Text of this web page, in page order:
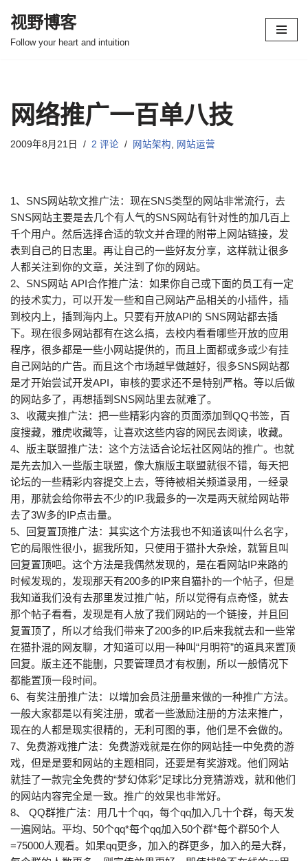
跳
视野博客
Follow your heart and intuition
网络推广一百单八技
2009年8月21日 2 评论 网站架构, 网站运营
1、SNS网站软文推广法：现在SNS类型的网站非常流行，去
SNS网站主要是去几个有人气的SNS网站有针对性的加几百上
千个用户。然后选择合适的软文并合理的附带上网站链接，发
表到自己的日志里。再让自己的一些好友分享，这样就让很多
人都关注到你的文章，关注到了你的网站。
2、SNS网站 API合作推广法：如果你自己或下面的员工有一定
的技术实力，可以开发一些和自己网站产品相关的小插件，插
到校内上，插到海内上。只要有开放API的 SNS网站都去插
下。现在很多网站都有在这么搞，去校内看看哪些开放的应用
程序，很多都是一些小网站提供的，而且上面都或多或少有挂
自己网站的广告。而且这个市场越早做越好，很多SNS网站都
是才开始尝试开发API，审核的要求还不是特别严格。等以后做
的网站多了，再想插到SNS网站里去就难了。
3、收藏夹推广法：把一些精彩内容的页面添加到QQ书签，百
度搜藏，雅虎收藏等，让喜欢这些内容的网民去阅读，收藏。
4、版主联盟推广法：这个方法适合论坛社区网站的推广。也就
是先去加入一些版主联盟，像大旗版主联盟就很不错，每天把
论坛的一些精彩内容提交上去，等待被相关频道录用，一经录
用，那就会给你带去不少的IP.我最多的一次是两天就给网站带
去了3W多的IP点击量。
5、回复置顶推广法：其实这个方法我也不知道该叫什么名字，
它的局限性很小，据我所知，只使用于猫扑大杂烩，就暂且叫
回复置顶吧。这个方法是我偶然发现的，是在看网站IP来路的
时候发现的，发现那天有200多的IP来自猫扑的一个帖子，但是
我知道我们没有去那里发过推广帖，所以觉得有点奇怪，就去
那个帖子看看，发现是有人放了我们网站的一个链接，并且回
复置顶了，所以才给我们带来了200多的IP.后来我就去和一些常
在猫扑混的网友聊，才知道可以用一种叫“月明符”的道具来置顶
回复。版主还不能删，只要管理员才有权删，所以一般情况下
都能置顶一段时间。
6、有奖注册推广法：以增加会员注册量来做的一种推广方法。
一般大家都是以有奖注册，或者一些激励注册的方法来推广，
现在的人都是现实很精的，无利可图的事，他们是不会做的。
7、免费游戏推广法：免费游戏就是在你的网站挂一中免费的游
戏，但是是要和网站的主题相同，还要是有奖游戏。他们网站
就挂了一款完全免费的“梦幻体彩”足球比分竞猜游戏，就和他们
的网站内容完全是一致。推广的效果也非常好。
8、 QQ群推广法：用几十个qq，每个qq加入几十个群，每天发
一遍网站。平均、50个qq*每个qq加入50个群*每个群50个人
=75000人观看。如果qq更多，加入的群更多，加入的是大群，